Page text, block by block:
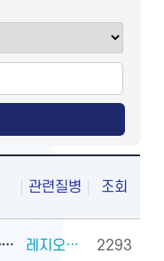
관련질병 조회
여름 문턱의 불청객, 냉방병과 기립저혈압 관리법 레지오넬라증 외 2건 2293